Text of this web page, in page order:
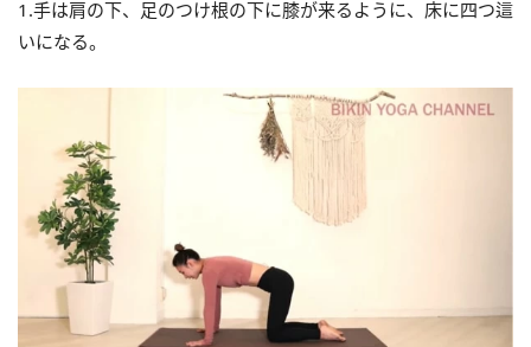
1.手は肩の下、足のつけ根の下に膝が来るように、床に四つ這
いになる。